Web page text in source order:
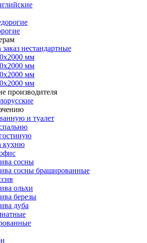
нестандартные
мм
мм
мм
мм
производителя
и туалет
кухню
сосны
сосны брашированные
ольхи
березы
дуба